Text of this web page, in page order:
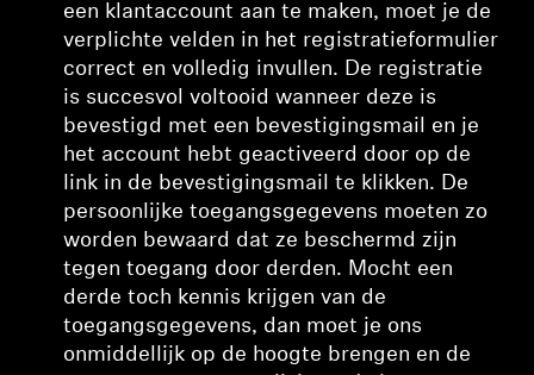
een klantaccount aan te maken, moet je de
verplichte velden in het registratieformulier
correct en volledig invullen. De registratie
is succesvol voltooid wanneer deze is
bevestigd met een bevestigingsmail en je
het account hebt geactiveerd door op de
link in de bevestigingsmail te klikken. De
persoonlijke toegangsgegevens moeten zo
worden bewaard dat ze beschermd zijn
tegen toegang door derden. Mocht een
derde toch kennis krijgen van de
toegangsgegevens, dan moet je ons
onmiddellijk op de hoogte brengen en de